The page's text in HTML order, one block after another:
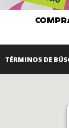
TÉRMINOS DE